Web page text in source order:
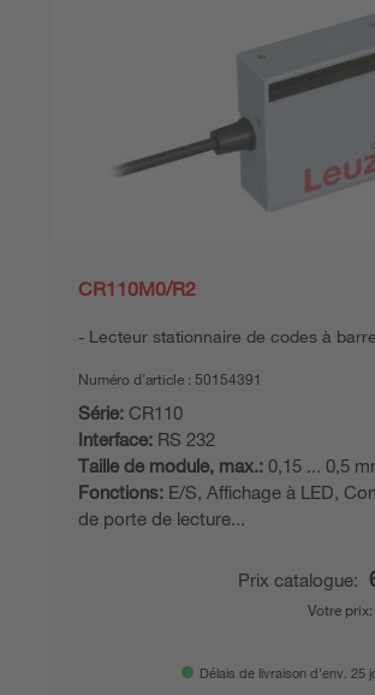
CR110M0/R2
Lecteur stationnaire de codes à
Numéro d’article : 50154391
Série: CR110
Interface: RS 232
Taille de module, max.: 0,15 ... 0,5
Fonctions: E/S, Affichage à LED,
de porte de lecture...
Prix catalogue:
Votre prix:
Délais de livraison d'env. 25